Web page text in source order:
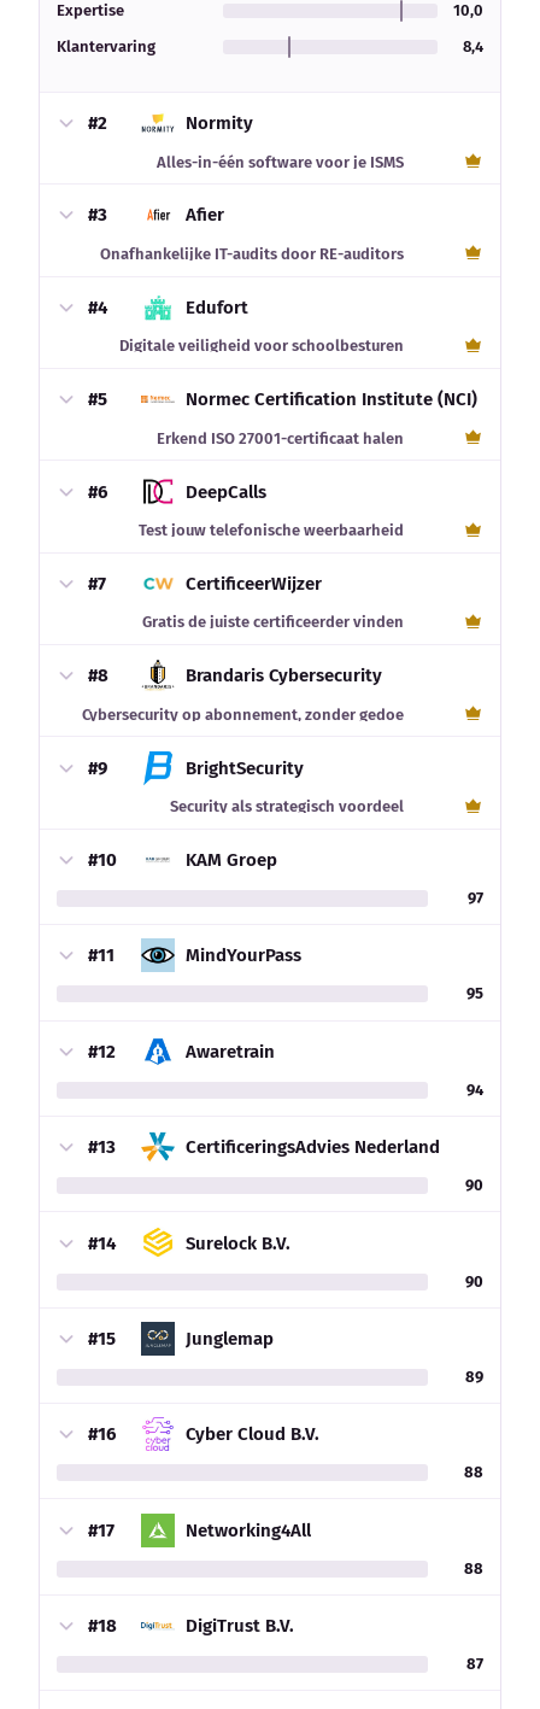
Expertise
10,0
Klantervaring
8,4
#2 Normity
Alles-in-één software voor je ISMS
#3 Afier
Onafhankelijke IT-audits door RE-auditors
#4 Edufort
Digitale veiligheid voor schoolbesturen
#5 Normec Certification Institute (NCI)
Erkend ISO 27001-certificaat halen
#6 DeepCalls
Test jouw telefonische weerbaarheid
#7 CertificeerWijzer
Gratis de juiste certificeerder vinden
#8 Brandaris Cybersecurity
Cybersecurity op abonnement, zonder gedoe
#9 BrightSecurity
Security als strategisch voordeel
#10 KAM Groep
97
#11 MindYourPass
95
#12 Awaretrain
94
#13 CertificeringsAdvies Nederland
90
#14 Surelock B.V.
90
#15 Junglemap
89
#16 Cyber Cloud B.V.
88
#17 Networking4All
88
#18 DigiTrust B.V.
87